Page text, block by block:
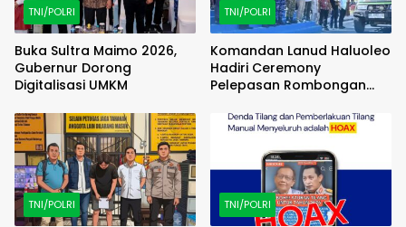
TNI/POLRI
Buka Sultra Maimo 2026,
Gubernur Dorong
Digitalisasi UMKM
TNI/POLRI
Komandan Lanud Haluoleo
Hadiri Ceremony
Pelepasan Rombongan
(FAMTRIP) Overland
TNI/POLRI TNI/POLRI